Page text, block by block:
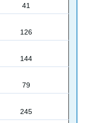
41
126
144
79
245